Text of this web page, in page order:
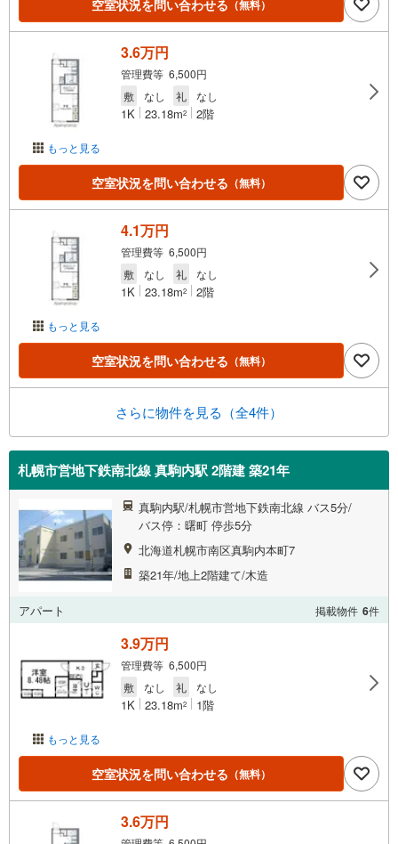
空室状況を問い合わせる （無料）
もっと見る
3.6万円
管理費等 6,500円
敷
なし 礼 なし
1K 23.18m2 2階
空室状況を問い合わせる （無料）
もっと見る
4.1万円
管理費等 6,500円
敷
なし 礼 なし
1K 23.18m2 2階
空室状況を問い合わせる （無料）
さらに物件を見る（全4件）
札幌市営地下鉄南北線 真駒内駅 2階建 築21年
真駒内駅/札幌市営地下鉄南北線 バス5分/
バス停：曙町 停歩5分
北海道札幌市南区真駒内本町7
築21年/地上2階建て/木造
アパート 掲載物件 6件
もっと見る
3.9万円
管理費等 6,500円
敷
なし 礼 なし
1K 23.18m2 1階
空室状況を問い合わせる （無料）
3.6万円